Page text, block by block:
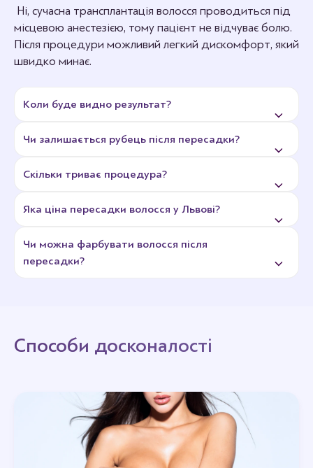
Ні, сучасна трансплантація волосся проводиться під
місцевою анестезією, тому пацієнт не відчуває болю.
Після процедури можливий легкий дискомфорт, який
швидко минає.
Коли буде видно результат?
Перші зміни помітні вже через 3–4 місяці, але
коли волосся повністю приживається та починає
Чи залишається рубець після пересадки?
Ні. Метод FUE, який застосовують під час
шкіра загоюється без слідів.
Скільки триває процедура?
У середньому – від 4 до 7 годин, усе залежить від
Яка ціна пересадки волосся у Львові?
Вартість визначається індивідуально, після
консультації. Вона залежить від площі облисіння,
Чи можна фарбувати волосся після
пересадки?
потребує звичайного догляду.
Способи досконалості